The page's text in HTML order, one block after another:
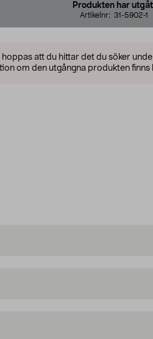
Produkten har
Artikelnr: 31-5902-1
hoppas att du hittar det du söker
om den utgångna produkten finns